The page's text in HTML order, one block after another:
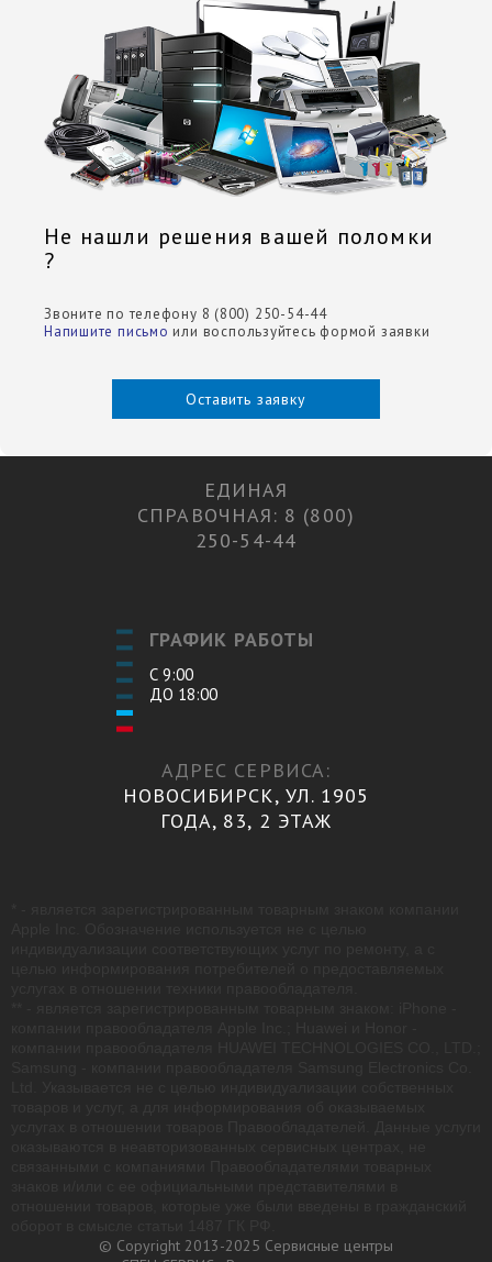
Не нашли решения вашей поломки
?
Звоните по телефону 8 (800) 250-54-44
Напишите письмо или воспользуйтесь формой заявки
Оставить заявку
ЕДИНАЯ
СПРАВОЧНАЯ: 8 (800)
250-54-44
ГРАФИК РАБОТЫ
С 9:00
ДО 18:00
АДРЕС СЕРВИСА:
НОВОСИБИРСК, УЛ. 1905
ГОДА, 83, 2 ЭТАЖ
© Copyright 2013-2025 Сервисные центры